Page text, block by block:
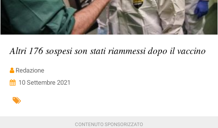
Altri 176 sospesi son stati riammessi dopo il vaccino
Redazione
10 Settembre 2021